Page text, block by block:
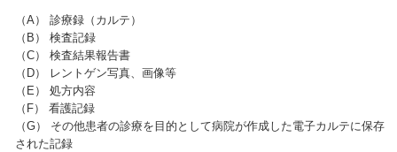
（A） 診療録（カルテ）
（B） 検査記録
（C） 検査結果報告書
（D） レントゲン写真、画像等
（E） 処方内容
（F） 看護記録
（G） その他患者の診療を目的として病院が作成した電子カルテに保存
された記録